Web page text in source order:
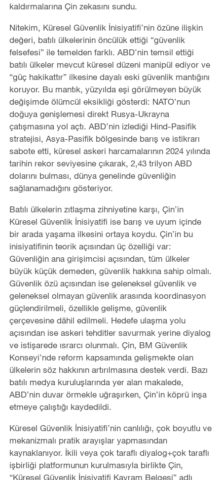
kaldırmalarına Çin zekasını sundu.
Nitekim, Küresel Güvenlik İnisiyatifi’nin özüne ilişkin
değeri, batılı ülkelerinin öncülük ettiği “güvenlik
felsefesi” ile temelden farklı. ABD’nin temsil ettiği
batılı ülkeler mevcut küresel düzeni manipül ediyor ve
“güç hakikattır” ilkesine dayalı eski güvenlik mantığını
koruyor. Bu mantık, yüzyılda eşi görülmeyen büyük
değişimde ölümcül eksikliği gösterdi: NATO’nun
doğuya genişlemesi direkt Rusya-Ukrayna
çatışmasına yol açtı. ABD’nin izlediği Hind-Pasifik
stratejisi, Asya-Pasifik bölgesinde barış ve istikrarı
sabote etti, küresel askeri harcamalarının 2024 yılında
tarihin rekor seviyesine çıkarak, 2,43 trilyon ABD
dolarını bulması, dünya genelinde güvenliğin
sağlanamadığını gösteriyor.
Batılı ülkelerin zıtlaşma zihniyetine karşı, Çin’in
Küresel Güvenlik İnisiyatifi ise barış ve uyum içinde
bir arada yaşama ilkesini ortaya koydu. Çin’in bu
inisiyatifinin teorik açısından üç özelliği var:
Güvenliğin ana girişimcisi açısından, tüm ülkeler
büyük küçük demeden, güvenlik hakkına sahip olmalı.
Güvenlik özü açısından ise geleneksel güvenlik ve
geleneksel olmayan güvenlik arasında koordinasyon
güçlendirilmeli, özellikle gelişme, güvenlik
çerçevesine dâhil edilmeli. Hedefe ulaşma yolu
açısından ise askeri tehditler savurmak yerine diyalog
ve istişarede ısrarcı olunmalı. Çin, BM Güvenlik
Konseyi’nde reform kapsamında gelişmekte olan
ülkelerin söz hakkının artırılmasına destek verdi. Bazı
batılı medya kuruluşlarında yer alan makalede,
ABD’nin duvar örmekle uğraşırken, Çin’in köprü inşa
etmeye çalıştığı kaydedildi.
Küresel Güvenlik İnisiyatifi’nin canlılığı, çok boyutlu ve
mekanizmalı pratik arayışlar yapmasından
kaynaklanıyor. İkili veya çok taraflı diyalog+çok taraflı
işbirliği platformunun kurulmasıyla birlikte Çin,
“Küresel Güvenlik İnisiyatifi Kavram Belgesi” adlı